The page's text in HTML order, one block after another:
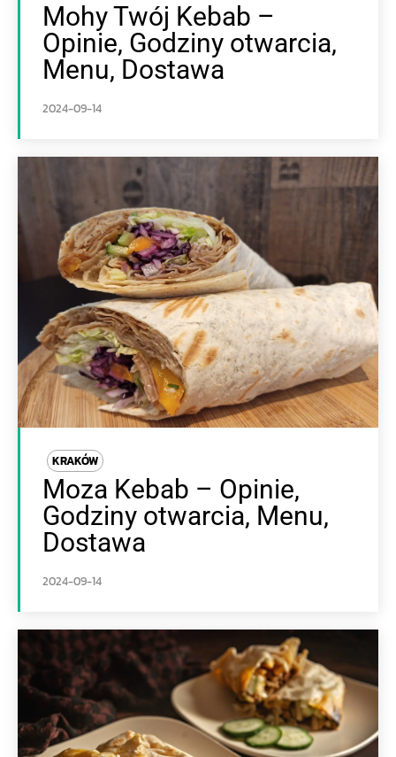
Mohy Twój Kebab –
Opinie, Godziny otwarcia,
Menu, Dostawa
2024-09-14
KRAKÓW
Moza Kebab – Opinie,
Godziny otwarcia, Menu,
Dostawa
2024-09-14